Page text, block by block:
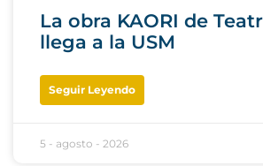
La obra KAORI de
llega a la USM
Seguir Leyendo
5 - agosto - 2026